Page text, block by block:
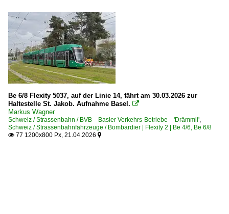
Be 6/8 Flexity 5037, auf der Linie 14, fährt am 30.03.2026 zur
Haltestelle St. Jakob. Aufnahme Basel. 
Markus Wagner
Schweiz / Strassenbahn / BVB Basler Verkehrs-Betriebe 'Drämmli',
Schweiz / Strassenbahnfahrzeuge / Bombardier | Flexity 2 | Be 4/6, Be 6/8
 77 1200x800 Px, 21.04.2026 